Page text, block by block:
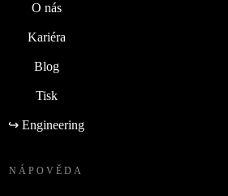
O nás
Kariéra
Blog
Tisk
↪ Engineering
NÁPOVĚDA